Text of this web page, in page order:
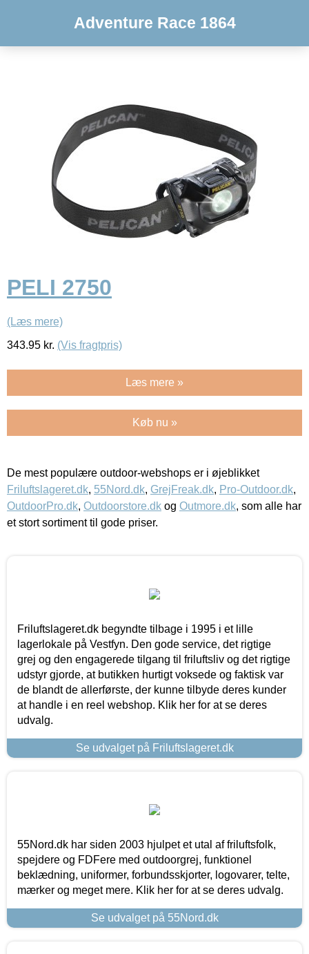
Adventure Race 1864
PELI 2750
(Læs mere)
343.95 kr. (Vis fragtpris)
Læs mere »
Køb nu »
De mest populære outdoor-webshops er i øjeblikket
Friluftslageret.dk, 55Nord.dk, GrejFreak.dk, Pro-Outdoor.dk,
OutdoorPro.dk, Outdoorstore.dk og Outmore.dk, som alle har
et stort sortiment til gode priser.
Friluftslageret.dk begyndte tilbage i 1995 i et lille
lagerlokale på Vestfyn. Den gode service, det rigtige
grej og den engagerede tilgang til friluftsliv og det rigtige
udstyr gjorde, at butikken hurtigt voksede og faktisk var
de blandt de allerførste, der kunne tilbyde deres kunder
at handle i en reel webshop. Klik her for at se deres
udvalg.
Se udvalget på Friluftslageret.dk
55Nord.dk har siden 2003 hjulpet et utal af friluftsfolk,
spejdere og FDFere med outdoorgrej, funktionel
beklædning, uniformer, forbundsskjorter, logovarer, telte,
mærker og meget mere. Klik her for at se deres udvalg.
Se udvalget på 55Nord.dk